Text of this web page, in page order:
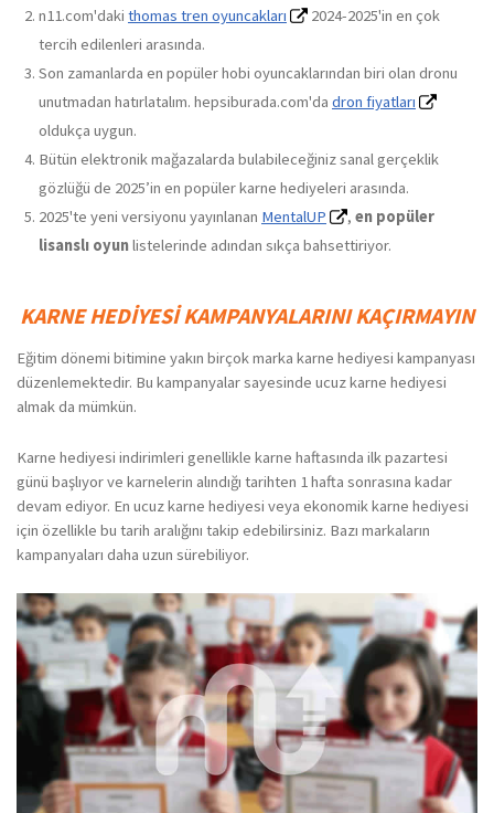
n11.com'daki thomas tren oyuncakları
2024-2025'in en çok
tercih edilenleri arasında.
Son zamanlarda en popüler hobi oyuncaklarından biri olan dronu
unutmadan hatırlatalım. hepsiburada.com'da dron fiyatları
oldukça uygun.
Bütün elektronik mağazalarda bulabileceğiniz sanal gerçeklik
gözlüğü de 2025’in en popüler karne hediyeleri arasında.
2025'te yeni versiyonu yayınlanan MentalUP , en popüler
lisanslı oyunlistelerinde adından sıkça bahsettiriyor.
KARNE HEDIYESI KAMPANYALARINI KAÇIRMAYIN
Eğitim dönemi bitimine yakın birçok marka karne hediyesi kampanyası
düzenlemektedir. Bu kampanyalar sayesinde ucuz karne hediyesi
almak da mümkün.
Karne hediyesi indirimleri genellikle karne haftasında ilk pazartesi
günü başlıyor ve karnelerin alındığı tarihten 1 hafta sonrasına kadar
devam ediyor. En ucuz karne hediyesi veya ekonomik karne hediyesi
için özellikle bu tarih aralığını takip edebilirsiniz. Bazı markaların
kampanyaları daha uzun sürebiliyor.